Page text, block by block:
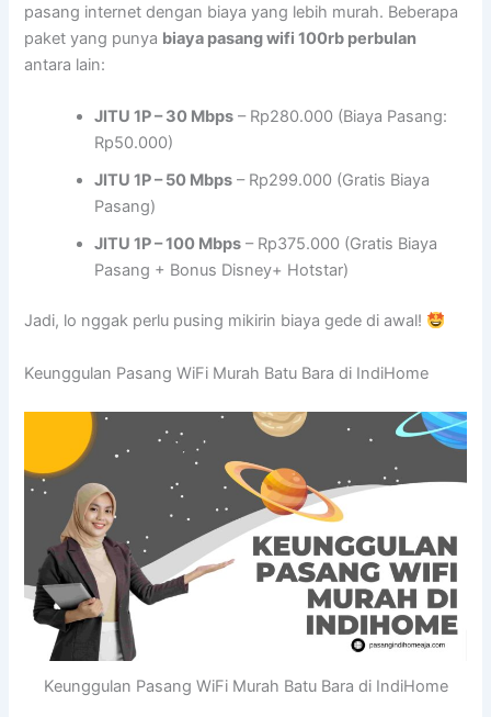
pasang internet dengan biaya yang lebih murah. Beberapa
paket yang punya biaya pasang wifi 100rb perbulan
antara lain:
JITU 1P – 30 Mbps – Rp280.000 (Biaya Pasang:
Rp50.000)
JITU 1P – 50 Mbps – Rp299.000 (Gratis Biaya
Pasang)
JITU 1P – 100 Mbps – Rp375.000 (Gratis Biaya
Pasang + Bonus Disney+ Hotstar)
Jadi, lo nggak perlu pusing mikirin biaya gede di awal!
Keunggulan Pasang WiFi Murah Batu Bara di IndiHome
Keunggulan Pasang WiFi Murah Batu Bara di IndiHome